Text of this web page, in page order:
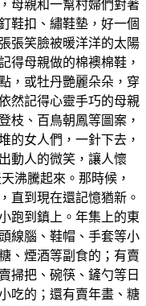
母親和一幫村婦們對著
鞋扣、繡鞋墊，好一個
張笑臉被暖洋洋的太陽
得母親做的棉襖棉鞋，
，或牡丹艷麗朵朵，穿
然記得心靈手巧的母親
枝、百鳥朝鳳等圖案，
的女人們，一針下去，
動人的微笑，讓人懷
沸騰起來。那時候，
直到現在還記憶猶新。
跑到鎮上。年集上的東
線腦、鞋帽、手套等小
、煙酒等副食的；有賣
掃把、碗筷、鏟勺等日
吃的；還有賣年畫、糖